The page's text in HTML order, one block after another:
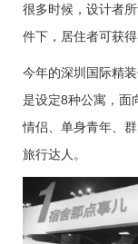
很多时候，设计者
件下，居住者可获
今年的深圳国际精
是设定8种公寓，面
情侣、单身青年、
旅行达人。